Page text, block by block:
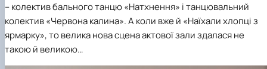
– колектив бального танцю «Натхнення» і танцювальний
колектив «Червона калина». А коли вже й «Наїхали хлопці з
ярмарку», то велика нова сцена актової зали здалася не
такою й великою…